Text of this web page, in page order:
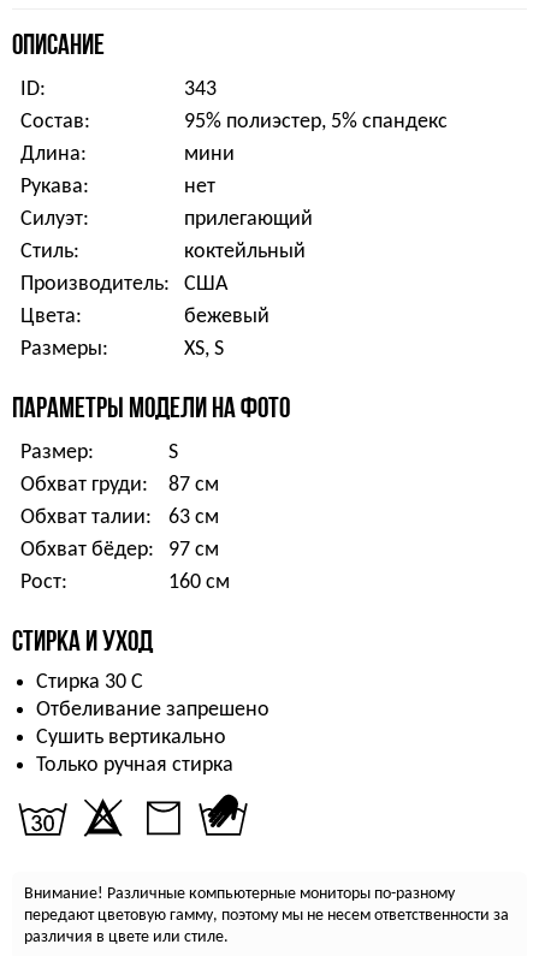
ОПИСАНИЕ
ID:
343
Состав:
95% полиэстер, 5% спандекс
Длина:
мини
Рукава:
нет
Силуэт:
прилегающий
Стиль:
коктейльный
Производитель:
США
Цвета:
бежевый
Размеры:
XS, S
ПАРАМЕТРЫ МОДЕЛИ НА ФОТО
Размер:
S
Обхват груди:
87 см
Обхват талии:
63 см
Обхват бёдер:
97 см
Рост:
160 см
СТИРКА И УХОД
Стирка 30 С
Отбеливание запрешено
Сушить вертикально
Только ручная стирка
Внимание! Различные компьютерные мониторы по-разному
передают цветовую гамму, поэтому мы не несем ответственности за
различия в цвете или стиле.